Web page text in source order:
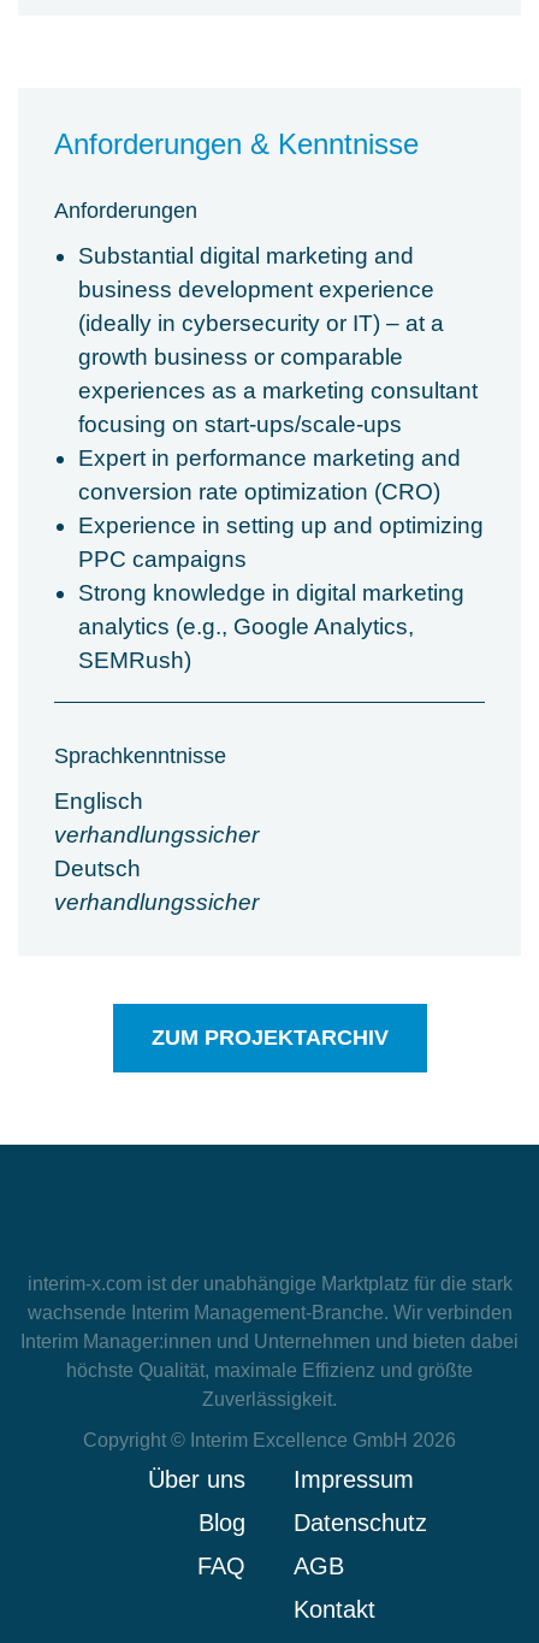
Anforderungen & Kenntnisse
Anforderungen
Substantial digital marketing and
business development experience
(ideally in cybersecurity or IT) – at a
growth business or comparable
experiences as a marketing consultant
focusing on start-ups/scale-ups
Expert in performance marketing and
conversion rate optimization (CRO)
Experience in setting up and optimizing
PPC campaigns
Strong knowledge in digital marketing
analytics (e.g., Google Analytics,
SEMRush)
Sprachkenntnisse
Englisch
verhandlungssicher
Deutsch
verhandlungssicher
ZUM PROJEKTARCHIV
interim-x.comist der unabhängige Marktplatz für die stark
wachsende Interim Management-Branche. Wir verbinden
Interim Manager:innen und Unternehmen und bieten dabei
höchste Qualität, maximale Effizienz und größte
Zuverlässigkeit.
Copyright © Interim Excellence GmbH 2026
Über uns
Blog
FAQ
Impressum
Datenschutz
AGB
Kontakt